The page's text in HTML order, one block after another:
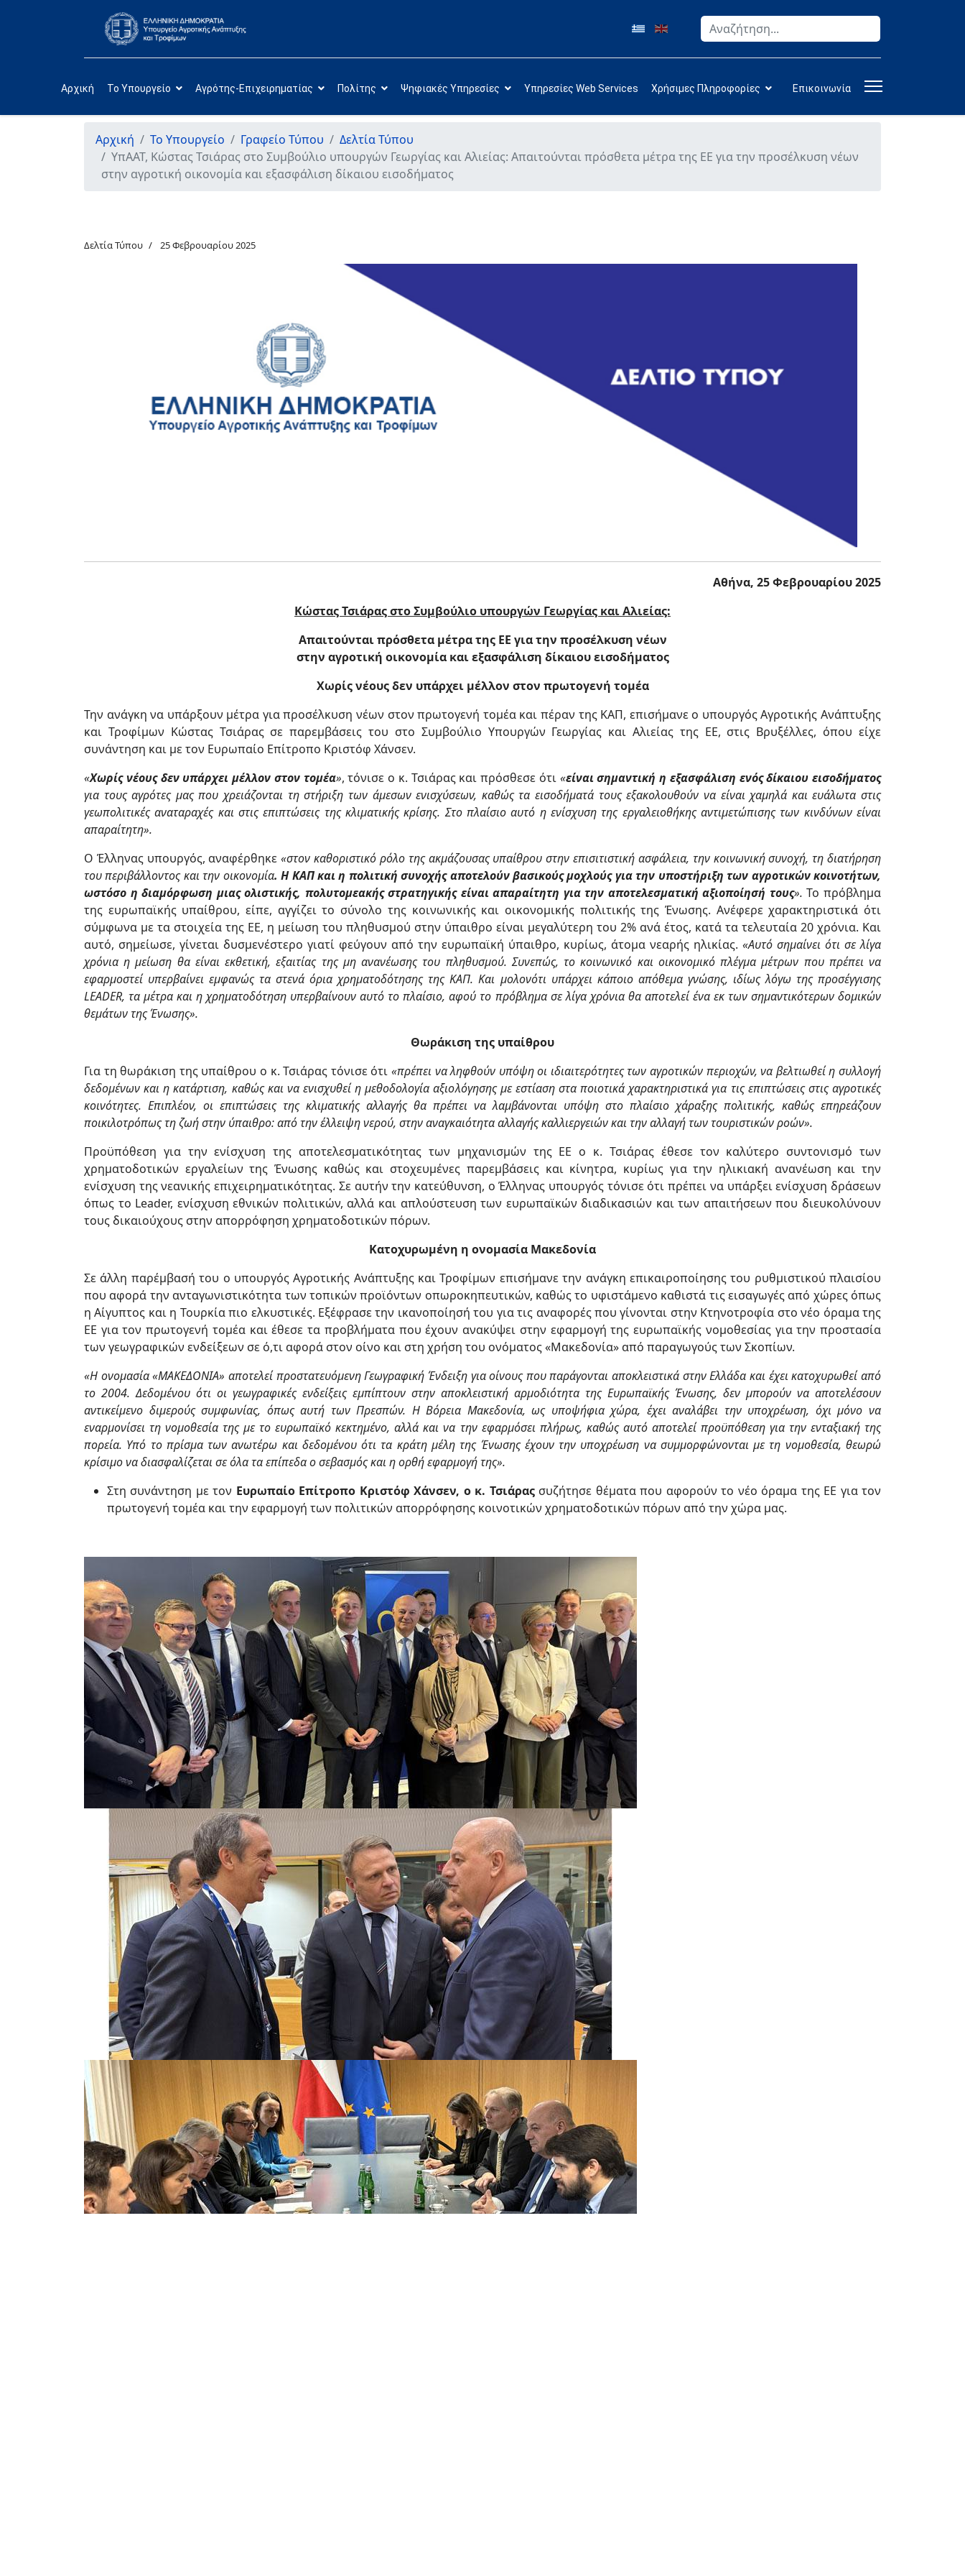
Αναζήτηση
Αρχική Το Υπουργείο Αγρότης-Επιχειρηματίας Πολίτης Ψηφιακές Υπηρεσίες Υπηρεσίες Web Services Χρήσιμες Πληροφορίες Επικοινωνία
Αρχική Το Υπουργείο Γραφείο Τύπου
Δελτία Τύπου
ΥπΑΑΤ, Κώστας Τσιάρας στο Συμβούλιο υπουργών Γεωργίας και Αλιείας: Απαιτούνται πρόσθετα μέτρα της ΕΕ για την προσέλκυση νέων
στην αγροτική οικονομία και εξασφάλιση δίκαιου εισοδήματος
Δελτία Τύπου 25 Φεβρουαρίου 2025
Αθήνα, 25 Φεβρουαρίου 2025
Κώστας Τσιάρας στο Συμβούλιο υπουργών Γεωργίας και Αλιείας:
Απαιτούνται πρόσθετα μέτρα της ΕΕ για την προσέλκυση νέων
στην αγροτική οικονομία και εξασφάλιση δίκαιου εισοδήματος
Χωρίς νέους δεν υπάρχει μέλλον στον πρωτογενή τομέα
Την ανάγκη να υπάρξουν μέτρα για προσέλκυση νέων στον πρωτογενή τομέα και πέραν της ΚΑΠ, επισήμανε ο υπουργός Αγροτικής Ανάπτυξης
και Τροφίμων Κώστας Τσιάρας σε παρεμβάσεις του στο Συμβούλιο Υπουργών Γεωργίας και Αλιείας της ΕΕ, στις Βρυξέλλες, όπου είχε
συνάντηση και με τον Ευρωπαίο Επίτροπο Κριστόφ Χάνσεν.
«Χωρίς νέους δεν υπάρχει μέλλον στον τομέα», τόνισε ο κ. Τσιάρας και πρόσθεσε ότι «είναι σημαντική η εξασφάλιση ενός δίκαιου εισοδήματος
για τους αγρότες μας που χρειάζονται τη στήριξη των άμεσων ενισχύσεων, καθώς τα εισοδήματά τους εξακολουθούν να είναι χαμηλά και ευάλωτα στις
γεωπολιτικές αναταραχές και στις επιπτώσεις της κλιματικής κρίσης. Στο πλαίσιο αυτό η ενίσχυση της εργαλειοθήκης αντιμετώπισης των κινδύνων είναι
απαραίτητη».
Ο Έλληνας υπουργός, αναφέρθηκε«στον καθοριστικό ρόλο της ακμάζουσας υπαίθρου στην επισιτιστική ασφάλεια, την κοινωνική συνοχή, τη διατήρηση
του περιβάλλοντος και την οικονομία. Η ΚΑΠ και η πολιτική συνοχής αποτελούν βασικούς μοχλούς για την υποστήριξη των αγροτικών κοινοτήτων,
ωστόσο η διαμόρφωση μιας ολιστικής, πολυτομεακής στρατηγικής είναι απαραίτητη για την αποτελεσματική αξιοποίησή τους».Το πρόβλημα
της ευρωπαϊκής υπαίθρου, είπε, αγγίζει το σύνολο της κοινωνικής και οικονομικής πολιτικής της Ένωσης. Ανέφερε χαρακτηριστικά ότι
σύμφωνα με τα στοιχεία της ΕΕ, η μείωση του πληθυσμού στην ύπαιθρο είναι μεγαλύτερη του 2% ανά έτος, κατά τα τελευταία 20 χρόνια. Και
αυτό, σημείωσε, γίνεται δυσμενέστερο γιατί φεύγουν από την ευρωπαϊκή ύπαιθρο, κυρίως, άτομα νεαρής ηλικίας. «Αυτό σημαίνει ότι σε λίγα
χρόνια η μείωση θα είναι εκθετική, εξαιτίας της μη ανανέωσης του πληθυσμού. Συνεπώς, το κοινωνικό και οικονομικό πλέγμα μέτρων που πρέπει να
εφαρμοστεί υπερβαίνει εμφανώς τα στενά όρια χρηματοδότησης της ΚΑΠ. Και μολονότι υπάρχει κάποιο απόθεμα γνώσης, ιδίως λόγω της προσέγγισης
LEADER, τα μέτρα και η χρηματοδότηση υπερβαίνουν αυτό το πλαίσιο, αφού το πρόβλημα σε λίγα χρόνια θα αποτελεί ένα εκ των σημαντικότερων δομικών
θεμάτων της Ένωσης».
Θωράκιση της υπαίθρου
Για τη θωράκιση της υπαίθρου ο κ. Τσιάρας τόνισε ότι «πρέπει να ληφθούν υπόψη οι ιδιαιτερότητες των αγροτικών περιοχών, να βελτιωθεί η συλλογή
δεδομένων και η κατάρτιση, καθώς και να ενισχυθεί η μεθοδολογία αξιολόγησης με εστίαση στα ποιοτικά χαρακτηριστικά για τις επιπτώσεις στις αγροτικές
κοινότητες. Επιπλέον, οι επιπτώσεις της κλιματικής αλλαγής θα πρέπει να λαμβάνονται υπόψη στο πλαίσιο χάραξης πολιτικής, καθώς επηρεάζουν
ποικιλοτρόπως τη ζωή στην ύπαιθρο: από την έλλειψη νερού, στην αναγκαιότητα αλλαγής καλλιεργειών και την αλλαγή των τουριστικών ροών».
Προϋπόθεση για την ενίσχυση της αποτελεσματικότητας των μηχανισμών της ΕΕ ο κ. Τσιάρας έθεσε τον καλύτερο συντονισμό των
χρηματοδοτικών εργαλείων της Ένωσης καθώς και στοχευμένες παρεμβάσεις και κίνητρα, κυρίως για την ηλικιακή ανανέωση και την
ενίσχυση της νεανικής επιχειρηματικότητας. Σε αυτήν την κατεύθυνση, ο Έλληνας υπουργός τόνισε ότι πρέπει να υπάρξει ενίσχυση δράσεων
όπως το Leader, ενίσχυση εθνικών πολιτικών, αλλά και απλούστευση των ευρωπαϊκών διαδικασιών και των απαιτήσεων που διευκολύνουν
τους δικαιούχους στην απορρόφηση χρηματοδοτικών πόρων.
Κατοχυρωμένη η ονομασία Μακεδονία
Σε άλλη παρέμβασή του ο υπουργός Αγροτικής Ανάπτυξης και Τροφίμων επισήμανε την ανάγκη επικαιροποίησης του ρυθμιστικού πλαισίου
που αφορά την ανταγωνιστικότητα των τοπικών προϊόντων οπωροκηπευτικών, καθώς το υφιστάμενο καθιστά τις εισαγωγές από χώρες όπως
η Αίγυπτος και η Τουρκία πιο ελκυστικές. Εξέφρασε την ικανοποίησή του για τις αναφορές που γίνονται στην Κτηνοτροφία στο νέο όραμα της
ΕΕ για τον πρωτογενή τομέα και έθεσε τα προβλήματα που έχουν ανακύψει στην εφαρμογή της ευρωπαϊκής νομοθεσίας για την προστασία
των γεωγραφικών ενδείξεων σε ό,τι αφορά στον οίνο και στη χρήση του ονόματος «Μακεδονία» από παραγωγούς των Σκοπίων.
«Η ονομασία «ΜΑΚΕΔΟΝΙΑ» αποτελεί προστατευόμενη Γεωγραφική Ένδειξη για οίνους που παράγονται αποκλειστικά στην Ελλάδα και έχει κατoχυρωθεί από
το 2004. Δεδομένου ότι οι γεωγραφικές ενδείξεις εμπίπτουν στην αποκλειστική αρμοδιότητα της Ευρωπαϊκής Ένωσης, δεν μπορούν να αποτελέσουν
αντικείμενο διμερούς συμφωνίας, όπως αυτή των Πρεσπών. Η Βόρεια Μακεδονία, ως υποψήφια χώρα, έχει αναλάβει την υποχρέωση, όχι μόνο να
εναρμονίσει τη νομοθεσία της με το ευρωπαϊκό κεκτημένο, αλλά και να την εφαρμόσει πλήρως, καθώς αυτό αποτελεί προϋπόθεση για την ενταξιακή της
πορεία. Υπό το πρίσμα των ανωτέρω και δεδομένου ότι τα κράτη μέλη της Ένωσης έχουν την υποχρέωση να συμμορφώνονται με τη νομοθεσία, θεωρώ
κρίσιμο να διασφαλίζεται σε όλα τα επίπεδα ο σεβασμός και η ορθή εφαρμογή της».
Στη συνάντηση με τον Ευρωπαίο Επίτροπο Κριστόφ Χάνσεν, ο κ. Τσιάραςσυζήτησε θέματα που αφορούν το νέο όραμα της ΕΕ για τον
πρωτογενή τομέα και την εφαρμογή των πολιτικών απορρόφησης κοινοτικών χρηματοδοτικών πόρων από την χώρα μας.